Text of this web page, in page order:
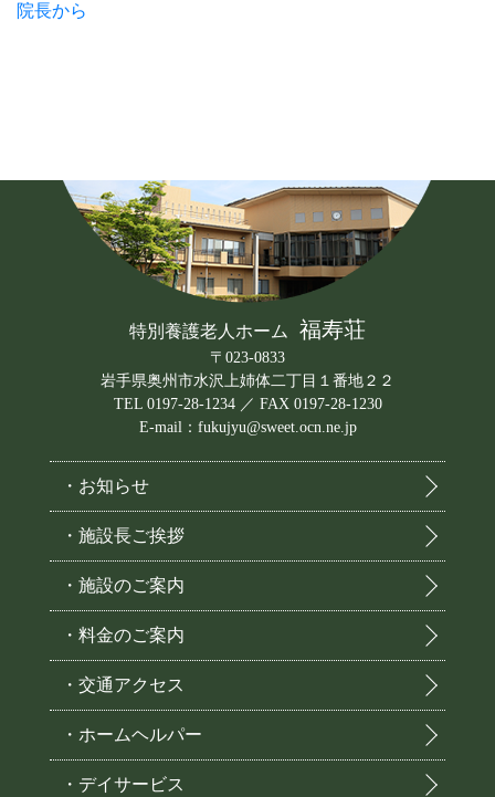
院長から
特別養護老人ホーム 福寿荘
〒023-0833
岩手県奥州市水沢上姉体二丁目１番地２２
TEL 0197-28-1234 ／ FAX 0197-28-1230
E-mail：fukujyu@sweet.ocn.ne.jp
・お知らせ
・施設長ご挨拶
・施設のご案内
・料金のご案内
・交通アクセス
・ホームヘルパー
・デイサービス